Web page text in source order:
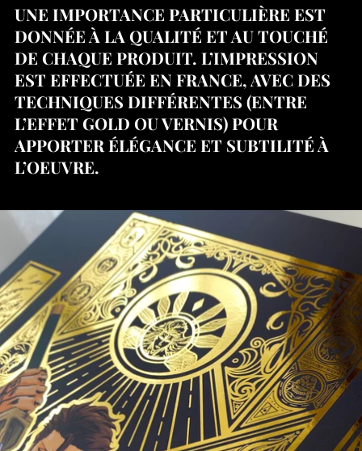
UNE IMPORTANCE PARTICULIÈRE EST
DONNÉE À LA QUALITÉ ET AU TOUCHÉ
DE CHAQUE PRODUIT. L’IMPRESSION
EST EFFECTUÉE EN FRANCE, AVEC DES
TECHNIQUES DIFFÉRENTES (ENTRE
L’EFFET GOLD OU VERNIS) POUR
APPORTER ÉLÉGANCE ET SUBTILITÉ À
L’OEUVRE.